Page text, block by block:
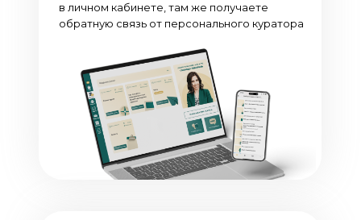
в личном кабинете, там же получаете
обратную связь от персонального куратора